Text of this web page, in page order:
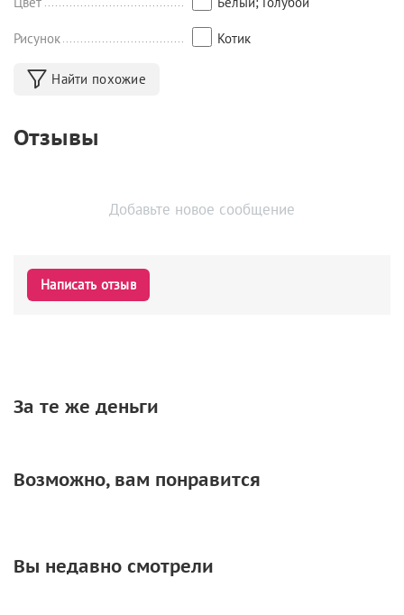
Рисунок Котик
Найти похожие
Отзывы
Добавьте новое сообщение
Написать отзыв
За те же деньги
Возможно, вам понравится
Вы недавно смотрели